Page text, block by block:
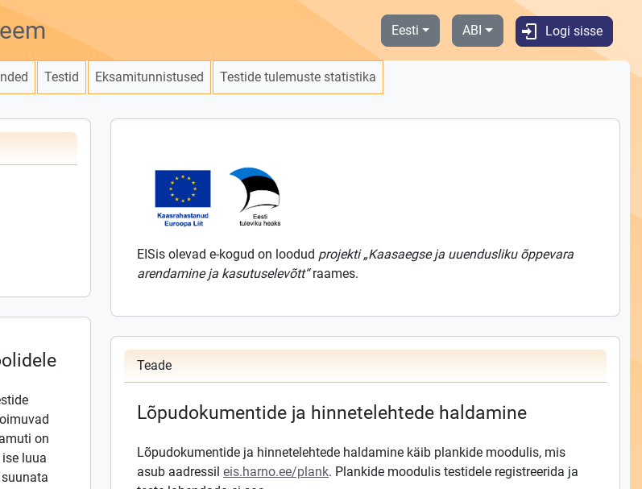
Eesti ABI Logi sisse
Testid Eksamitunnistused Testide tulemuste statistika
on
luua
EISis olevad e-kogud on loodud projekti „Kaasaegse ja uuendusliku õppevara
arendamine ja kasutuselevõtt“raames.
Teade
Lõpudokumentide ja hinnetelehtede haldamine
Lõpudokumentide ja hinnetelehtede haldamine käib plankide moodulis, mis
asub aadressil eis.harno.ee/plank. Plankide moodulis testidele registreerida ja